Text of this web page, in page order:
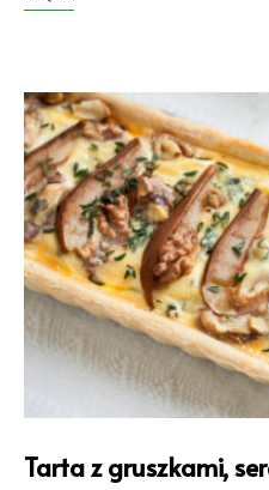
Tarta z gruszkami,